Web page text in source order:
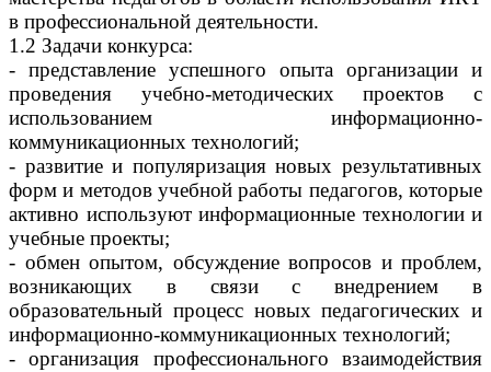
в профессиональной деятельности.
1.2 Задачи конкурса:
- представление успешного опыта организации и
проведения учебно-методических проектов с
использованием информационно-
коммуникационных технологий;
- развитие и популяризация новых результативных
форм и методов учебной работы педагогов, которые
активно используют информационные технологии и
учебные проекты;
- обмен опытом, обсуждение вопросов и проблем,
возникающих в связи с внедрением в
образовательный процесс новых педагогических и
информационно-коммуникационных технологий;
- организация профессионального взаимодействия